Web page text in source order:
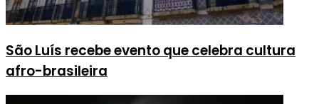
São Luís recebe evento que celebra cultura
afro-brasileira